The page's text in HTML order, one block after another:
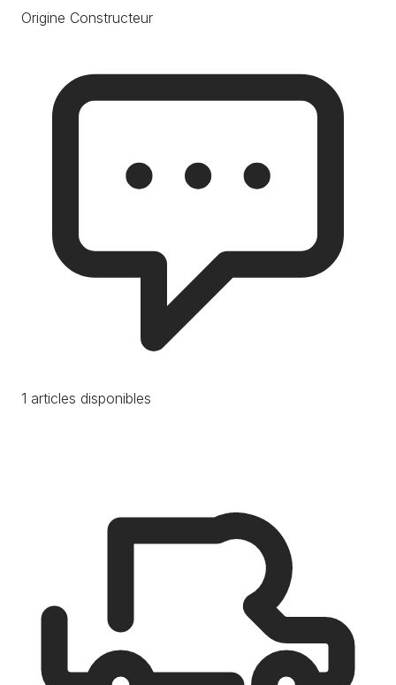
Origine Constructeur
1 articles disponibles